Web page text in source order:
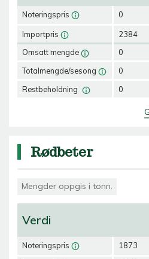
Noteringspris
Importpris
Omsatt mengde
Totalmengde/sesong
Restbeholdning
0
2384
0
0
0
Rødbeter
Mengder oppgis i tonn.
Verdi
Noteringspris 1873